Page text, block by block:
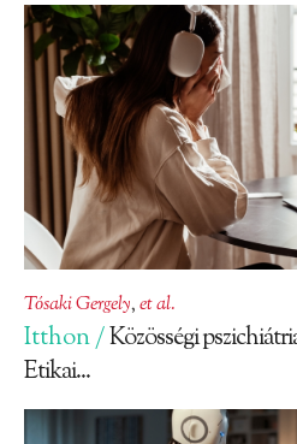
Tósaki Gergely,et al.
Itthon /Közösségi
Etikai...